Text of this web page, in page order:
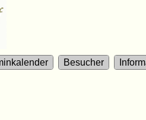
Besucher